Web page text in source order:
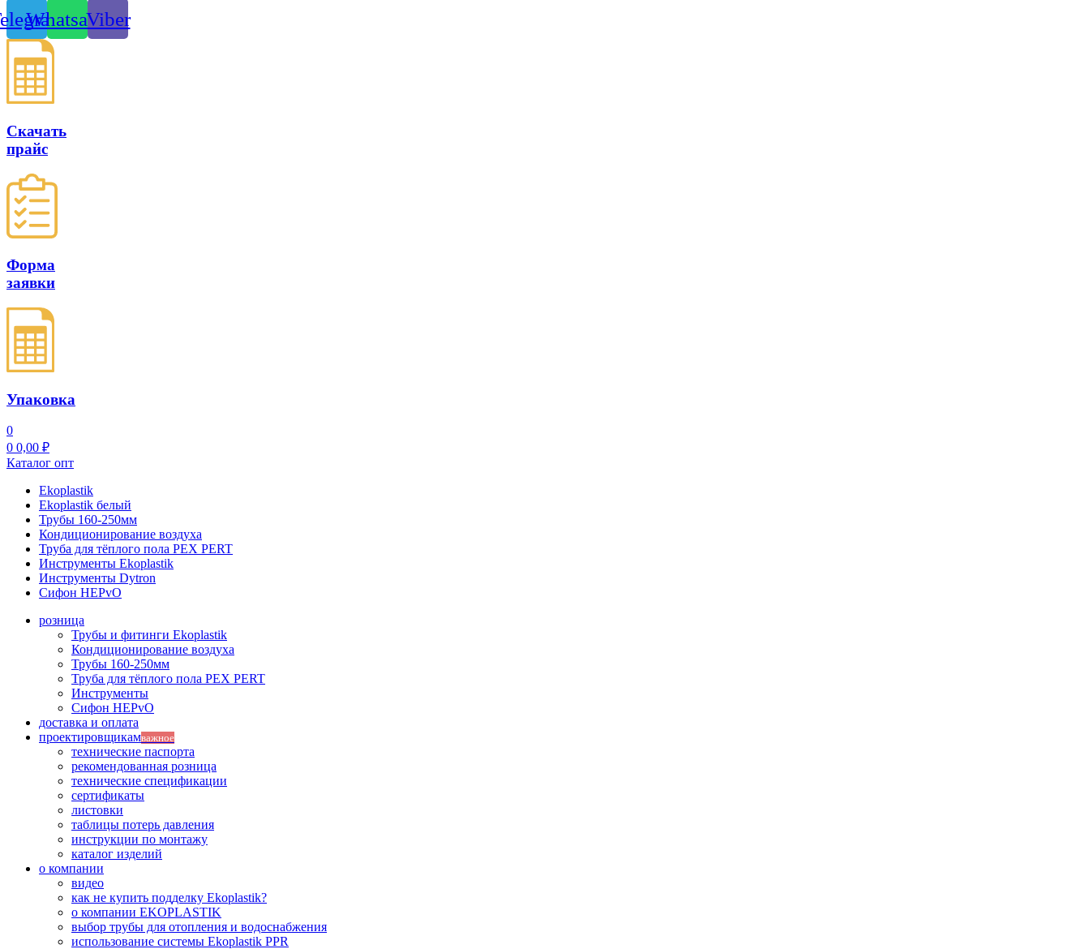
WhatsappViber
Скачать
прайс
Форма
заявки
Упаковка
0
0 0,00 ₽
Каталог опт
Ekoplastik
Ekoplastik белый
Трубы 160-250мм
Кондиционирование воздуха
Труба для тёплого пола PEX PERT
Инструменты Ekoplastik
Инструменты Dytron
Сифон HEPvO
розница
Трубы и фитинги Ekoplastik
Кондиционирование воздуха
Трубы 160-250мм
Труба для тёплого пола PEX PERT
Инструменты
Сифон HEPvO
доставка и оплата
проектировщикамважное
технические паспорта
рекомендованная розница
технические спецификации
сертификаты
листовки
таблицы потерь давления
инструкции по монтажу
каталог изделий
о компании
видео
как не купить подделку Ekoplastik?
о компании EKOPLASTIK
выбор трубы для отопления и водоснабжения
использование системы Ekoplastik PPR